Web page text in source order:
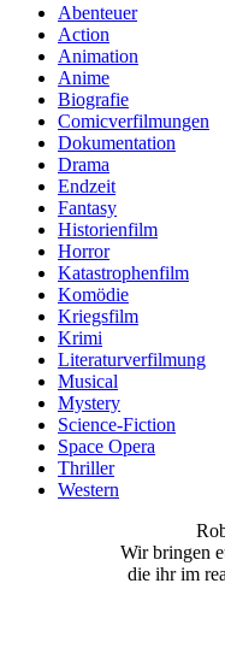
Abenteuer
Action
Animation
Anime
Biografie
Comicverfilmungen
Dokumentation
Drama
Endzeit
Fantasy
Historienfilm
Horror
Katastrophenfilm
Komödie
Kriegsfilm
Krimi
Literaturverfilmung
Musical
Mystery
Science-Fiction
Space Opera
Thriller
Western
Wir bringen
die ihr im